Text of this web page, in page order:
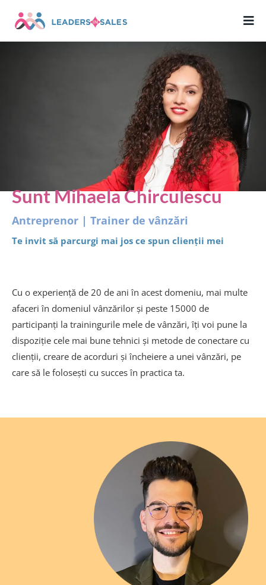
Sunt Mihaela Chirculescu
Antreprenor | Trainer de vânzări
Te invit să parcurgi mai jos ce spun clienții mei
Cu o experiență de 20 de ani în acest domeniu, mai multe
afaceri în domeniul vânzărilor și peste 15000 de
participanți la trainingurile mele de vânzări, îți voi pune la
dispoziție cele mai bune tehnici și metode de conectare cu
clienții, creare de acorduri și încheiere a unei vânzări, pe
care să le folosești cu succes în practica ta.